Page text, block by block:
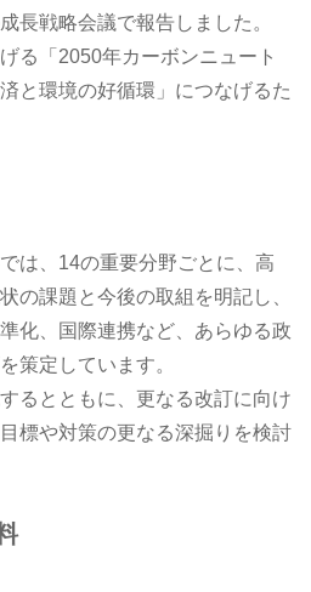
長戦略会議で報告しました。
る「2050年カーボンニュート
と環境の好循環」につなげるた
は、14の重要分野ごとに、高
の課題と今後の取組を明記し、
化、国際連携など、あらゆる政
策定しています。
るとともに、更なる改訂に向け
標や対策の更なる深掘りを検討